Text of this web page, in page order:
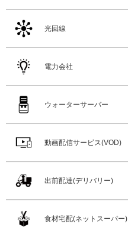
光回線
電力会社
ウォーターサーバー
動画配信サービス(VOD)
出前配達(デリバリー)
食材宅配(ネットスーパー)